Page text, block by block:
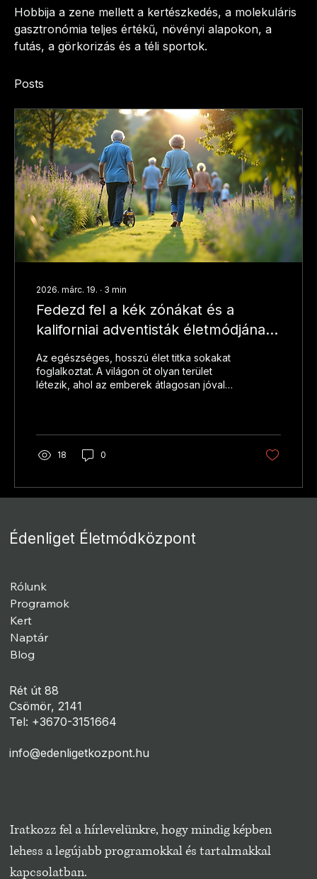
Hobbija a zene mellett a kertészkedés, a molekuláris
gasztronómia teljes értékű, növényi alapokon, a
futás, a görkorizás és a téli sportok.
Posts
2026. márc. 19. ∙ 3 min
Fedezd fel a kék zónákat és a
kaliforniai adventisták életmódjának
titkait
Az egészséges, hosszú élet titka sokakat
foglalkoztat. A világon öt olyan terület
létezik, ahol az emberek átlagosan jóval
különlegesek, hanem az ott élők életmódja,
szokásai és közösségi kapcsolatai miatt is.
Különösen érdekes a kaliforniai adventisták
18 0
Édenliget Életmódközpont
Rét út 88
Csömör, 2141
Tel: +3670-3151664
info@edenligetkozpont.hu
Rólunk
Programok
Kert
Naptár
Blog
Iratkozz fel a hírlevelünkre, hogy mindig képben
lehess a legújabb programokkal és tartalmakkal
kapcsolatban.